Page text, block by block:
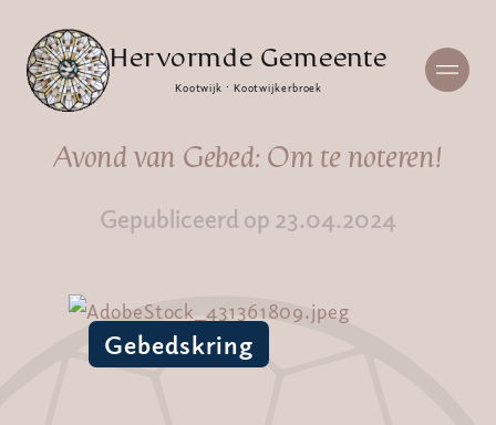
Hervormde Gemeente
Kootwijk · Kootwijkerbroek
Avond van Gebed: Om te noteren!
Gepubliceerd op 23.04.2024
Gebedskring